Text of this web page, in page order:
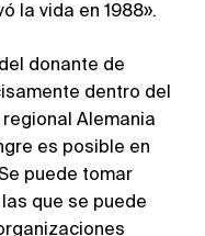
la vida en 1988».
donante de
dentro del
Alemania
es posible en
puede tomar
que se puede